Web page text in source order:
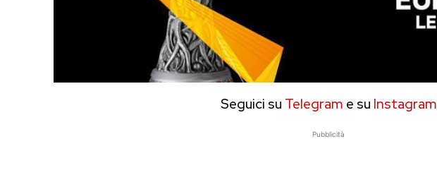
Seguici su Telegram e su Instagram
Pubblicità